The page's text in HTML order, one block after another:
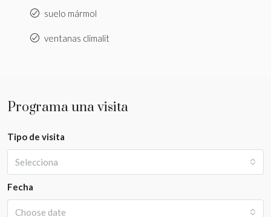
suelo mármol
ventanas climalit
Programa una visita
Tipo de visita
Selecciona
Fecha
Choose date